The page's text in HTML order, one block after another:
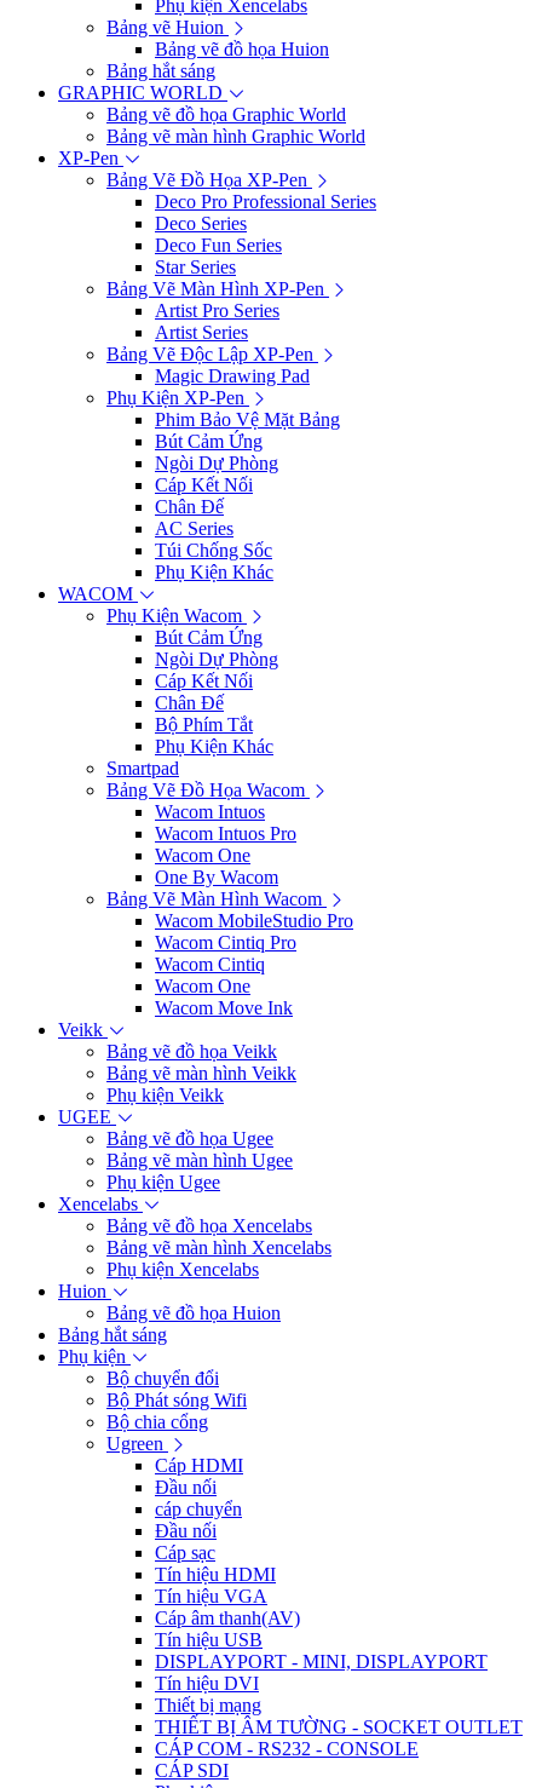
Phụ kiện Xencelabs
Bảng vẽ Huion
Bảng vẽ đồ họa Huion
Bảng hắt sáng
GRAPHIC WORLD
Bảng vẽ đồ họa Graphic World
Bảng vẽ màn hình Graphic World
XP-Pen
Bảng Vẽ Đồ Họa XP-Pen
Deco Pro Professional Series
Deco Series
Deco Fun Series
Star Series
Bảng Vẽ Màn Hình XP-Pen
Artist Pro Series
Artist Series
Bảng Vẽ Độc Lập XP-Pen
Magic Drawing Pad
Phụ Kiện XP-Pen
Phim Bảo Vệ Mặt Bảng
Bút Cảm Ứng
Ngòi Dự Phòng
Cáp Kết Nối
Chân Đế
AC Series
Túi Chống Sốc
Phụ Kiện Khác
WACOM
Phụ Kiện Wacom
Bút Cảm Ứng
Ngòi Dự Phòng
Cáp Kết Nối
Chân Đế
Bộ Phím Tắt
Phụ Kiện Khác
Smartpad
Bảng Vẽ Đồ Họa Wacom
Wacom Intuos
Wacom Intuos Pro
Wacom One
One By Wacom
Bảng Vẽ Màn Hình Wacom
Wacom MobileStudio Pro
Wacom Cintiq Pro
Wacom Cintiq
Wacom One
Wacom Move Ink
Veikk
Bảng vẽ đồ họa Veikk
Bảng vẽ màn hình Veikk
Phụ kiện Veikk
UGEE
Bảng vẽ đồ họa Ugee
Bảng vẽ màn hình Ugee
Phụ kiện Ugee
Xencelabs
Bảng vẽ đồ họa Xencelabs
Bảng vẽ màn hình Xencelabs
Phụ kiện Xencelabs
Huion
Bảng vẽ đồ họa Huion
Bảng hắt sáng
Phụ kiện
Bộ chuyển đổi
Bộ Phát sóng Wifi
Bộ chia cổng
Ugreen
Cáp HDMI
Đầu nối
cáp chuyển
Đầu nối
Cáp sạc
Tín hiệu HDMI
Tín hiệu VGA
Cáp âm thanh(AV)
Tín hiệu USB
DISPLAYPORT - MINI, DISPLAYPORT
Tín hiệu DVI
Thiết bị mạng
THIẾT BỊ ÂM TƯỜNG - SOCKET OUTLET
CÁP COM - RS232 - CONSOLE
CÁP SDI